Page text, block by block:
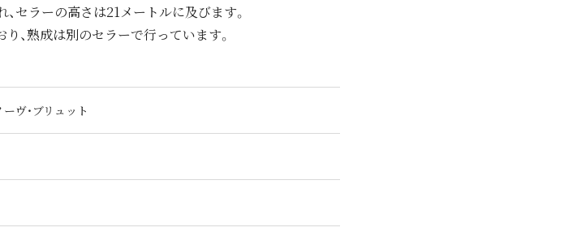
セラーの高さは21メートルに及びます。
、熟成は別のセラーで行っています。
ーヴ・ブリュット